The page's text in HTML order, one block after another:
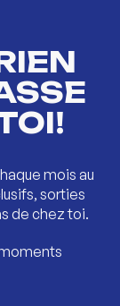
mois au
sorties
de chez toi.